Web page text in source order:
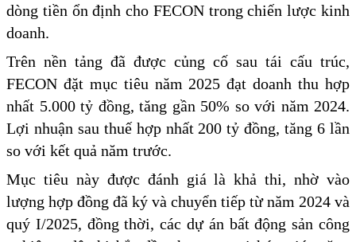
dòng tiền ổn định cho FECON trong chiến lược kinh
doanh.
Trên nền tảng đã được củng cố sau tái cấu trúc,
FECON đặt mục tiêu năm 2025 đạt doanh thu hợp
nhất 5.000 tỷ đồng, tăng gần 50% so với năm 2024.
Lợi nhuận sau thuế hợp nhất 200 tỷ đồng, tăng 6 lần
so với kết quả năm trước.
Mục tiêu này được đánh giá là khả thi, nhờ vào
lượng hợp đồng đã ký và chuyển tiếp từ năm 2024 và
quý I/2025, đồng thời, các dự án bất động sản công